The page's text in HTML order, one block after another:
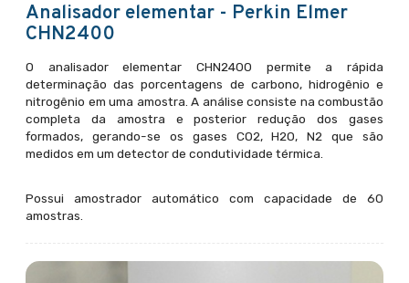
Analisador elementar - Perkin Elmer
CHN2400
O analisador elementar CHN2400 permite a rápida
determinação das porcentagens de carbono, hidrogênio e
nitrogênio em uma amostra. A análise consiste na combustão
completa da amostra e posterior redução dos gases
formados, gerando-se os gases CO2, H2O, N2 que são
medidos em um detector de condutividade térmica.
Possui amostrador automático com capacidade de 60
amostras.